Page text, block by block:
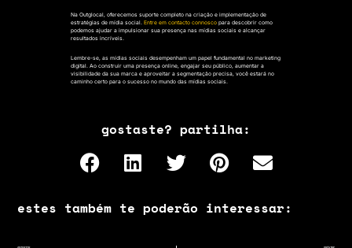
Na Outglocal, oferecemos suporte completo na criação e implementação de
estratégias de mídia social. Entre em contacto connoscopara descobrir como
podemos ajudar a impulsionar sua presença nas mídias sociais e alcançar
resultados incríveis.
Lembre-se, as mídias sociais desempenham um papel fundamental no marketing
digital. Ao construir uma presença online, engajar seu público, aumentar a
visibilidade da sua marca e aproveitar a segmentação precisa, você estará no
caminho certo para o sucesso no mundo das mídias sociais.
gostaste? partilha:
estes também te poderão interessar: